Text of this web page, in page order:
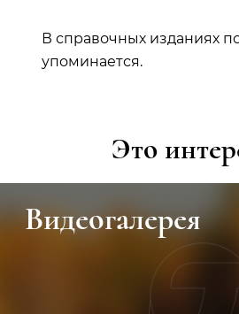
В справочных изданиях
упоминается.
Это